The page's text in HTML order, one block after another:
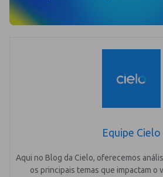
Equipe Cielo
Aqui no Blog da Cielo, oferecemos
os principais temas que impactam o